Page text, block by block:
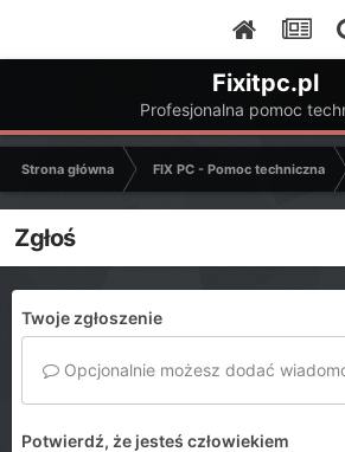
Fixitpc.pl
Profesjonalna pomoc
Strona główna FIX PC - Pomoc techniczna
Zgłoś
Twoje zgłoszenie
Opcjonalnie możesz dodać
Potwierdź, że jesteś człowiekiem